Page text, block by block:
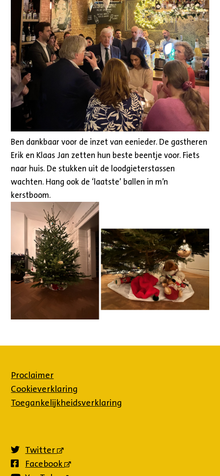
Ben dankbaar voor de inzet van eenieder. De gastheren
Erik en Klaas Jan zetten hun beste beentje voor. Fiets
naar huis. De stukken uit de loodgieterstassen
wachten. Hang ook de ‘laatste’ ballen in m’n
kerstboom.
Proclaimer
Cookieverklaring
Toegankelijkheidsverklaring
Twitter
(externe
Facebook
(externe